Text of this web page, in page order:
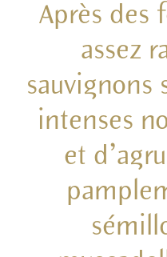
Après des
assez
sauvignons
intenses
et